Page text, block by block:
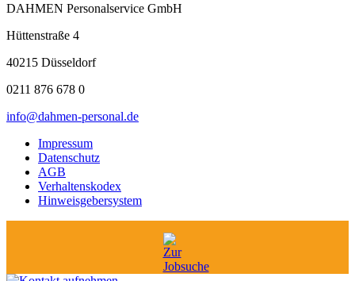
DAHMEN Personalservice GmbH
Hüttenstraße 4
40215 Düsseldorf
0211 876 678 0
info@dahmen-personal.de
Impressum
Datenschutz
AGB
Verhaltenskodex
Hinweisgebersystem